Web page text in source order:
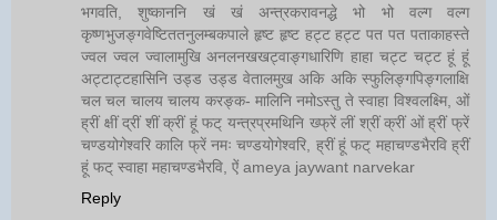
भगवति, शुष्काननि खं खं अन्त्रकरावनद्धे भो भो वल्ग वल्ग
कृष्णभुजङ्गवेष्टिततनुलम्बकपाले हृष्ट हृष्ट हट्ट हट्ट पत पत पताकाहस्ते
ज्वल ज्वल ज्वालामुखि अनलनखखट्वाङ्गधारिणि हाहा चट्ट चट्ट हूं हूं
अट्टाट्टहासिनि उड्ड उड्ड वेतालमुख अकि अकि स्फुलिङ्गपिङ्गलाक्षि
चल चल चालय चालय करङ्क- मालिनि नमोऽस्तु ते स्वाहा विश्वलक्ष्मि, ओं
ह्रीं क्षीं द्रीं शीं क्रीं हूं फट् यन्त्रप्रमथिनि ख्फ्रें लीं श्रीं क्रीं ओं ह्रीं फ्रें
चण्डयोगेश्वरि कालि फ्रें नमः चण्डयोगेश्वरि, ह्रीं हूं फट् महाचण्डभैरवि ह्रीं
हूं फट् स्वाहा महाचण्डभैरवि, ऐं ameya jaywant narvekar
Reply